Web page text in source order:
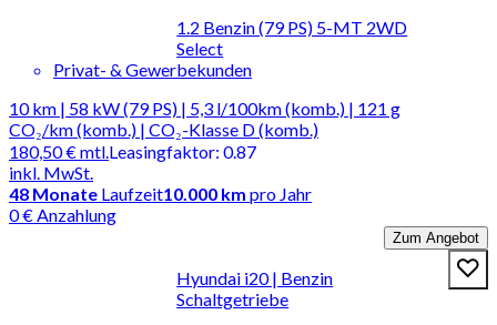
1.2 Benzin (79 PS) 5-MT 2WD
Select
Privat- & Gewerbekunden
10 km | 58 kW (79 PS) | 5,3 l/100km (komb.) | 121 g
CO₂/km (komb.) | CO₂-Klasse D (komb.)
180,50 €mtl.
inkl. MwSt.
Leasingfaktor: 0.87
48 Monate Laufzeit10.000 km pro Jahr
0 € Anzahlung
Zum Angebot
Hyundai i20 | Benzin
Schaltgetriebe